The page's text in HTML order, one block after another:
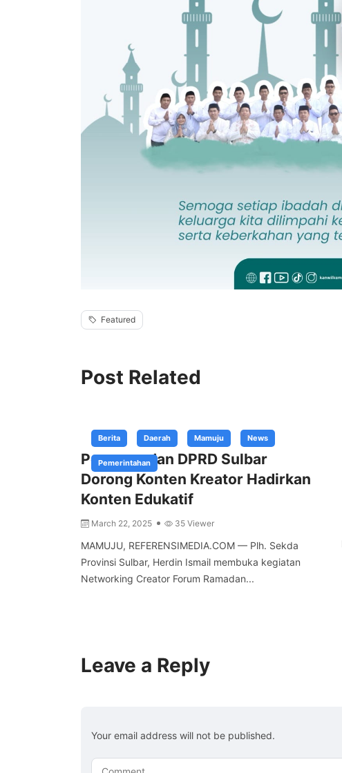
Featured
Post Related
Berita Daerah Mamuju News
Pemerintahan
Pemprov dan DPRD Sulbar
Dorong Konten Kreator Hadirkan
Konten Edukatif
March 22, 2025 35 Viewer
MAMUJU, REFERENSIMEDIA.COM — Plh. Sekda
Provinsi Sulbar, Herdin Ismail membuka kegiatan
Networking Creator Forum Ramadan...
Leave a Reply
Your email address will not be published.